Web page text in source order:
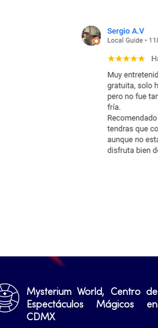
Mysterium World, Centro de
Espectáculos Mágicos en
CDMX